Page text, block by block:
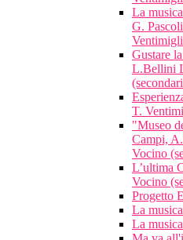
La
G.
Gustare
L.Bellini
T.
"Museo
Campi,
Vocino
L’ultima
Vocino
Progetto
La
La